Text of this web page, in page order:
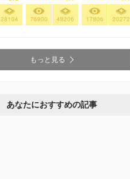
28104 76900 48206 17806 20272
もっと見る
あなたにおすすめの記事